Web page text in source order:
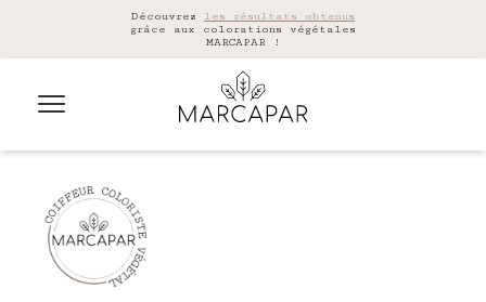
Découvrez les résultats obtenus
grâce aux colorations végétales
MARCAPAR !